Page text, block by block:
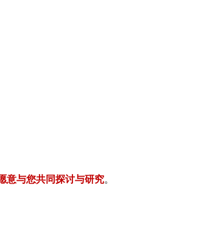
意与您共同探讨与研究。